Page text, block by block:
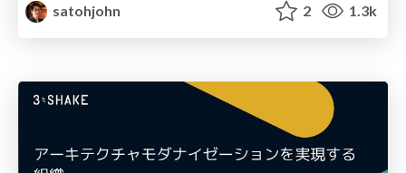
satohjohn
2 1.3k